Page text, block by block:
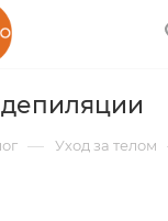
— Уход за телом